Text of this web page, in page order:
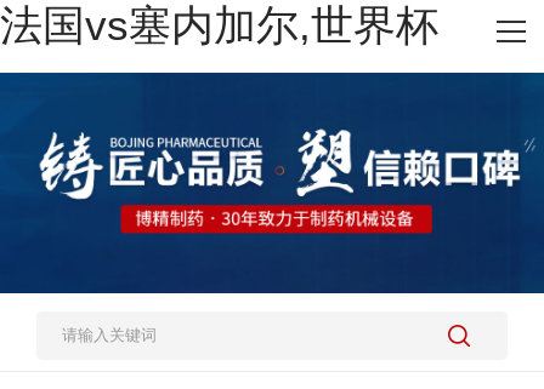
法国vs塞内加尔,世界杯
网站法国vs塞内加尔,世界杯
施工案例
人才招聘